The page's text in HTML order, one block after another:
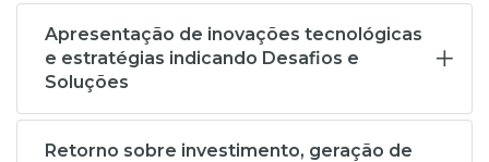
Apresentação de inovações tecnológicas
e estratégias indicando Desafios e
Soluções
Retorno sobre investimento, geração de